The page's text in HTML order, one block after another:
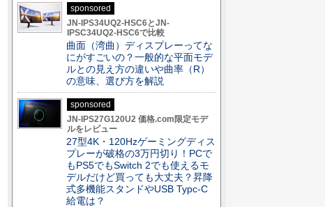
sponsored
JN-IPS34UQ2-HSC6とJN-
IPSC34UQ2-HSC6で比較
曲面（湾曲）ディスプレーってな
にがすごいの？一般的な平面モデ
ルとの見え方の違いや曲率（R）
の意味、選び方を解説
sponsored
JN-IPS27G120U2 価格.com限定モデ
ルをレビュー
27型4K・120Hzゲーミングディス
プレーが破格の3万円切り！PCで
もPS5でもSwitch 2でも使えるモ
デルだけど買っても大丈夫？昇降
式多機能スタンドやUSB Typc-C
給電は？